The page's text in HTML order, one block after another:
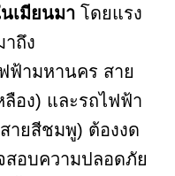
เมียนมา โดยแรง
ถึง
ฟ้ามหานคร สาย
อง) และรถไฟฟ้า
ายสีชมพู) ต้องงด
สอบความปลอดภัย